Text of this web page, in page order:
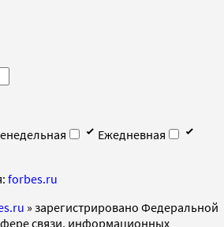
Ежедневная
forbes.ru
» зарегистрировано Федеральной
связи, информационных